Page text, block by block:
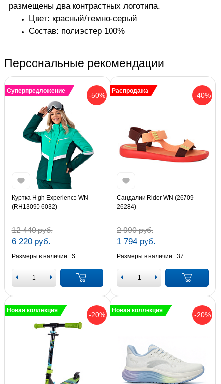
размещены два контрастных логотипа.
Цвет: красный/темно-серый
Состав: полиэстер 100%
Персональные рекомендации
-50%
Суперпредложение
Куртка High Experience WN
(RH13090 6032)
12 440 руб.
6 220 руб.
Размеры в наличии: S
-40%
Распродажа
Сандалии Rider WN (26709-
26284)
2 990 руб.
1 794 руб.
Размеры в наличии: 37
-20%
Новая коллекция
-20%
Новая коллекция